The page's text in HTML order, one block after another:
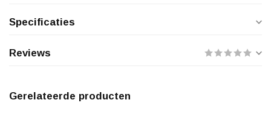
Specificaties
Reviews
Gerelateerde producten